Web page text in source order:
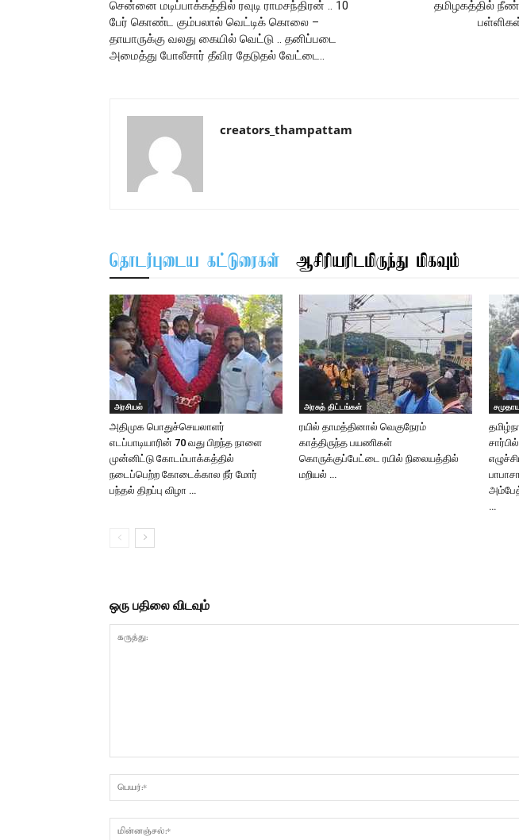
சென்னை மடிப்பாக்கத்தில் ரவுடி ராமசந்திரன் .. 10
பேர் கொண்ட கும்பலால் வெட்டிக் கொலை –
தாயாருக்கு வலது கையில் வெட்டு .. தனிப்படை
அமைத்து போலீசார் தீவிர தேடுதல் வேட்டை..
தமிழகத்தில்
creators_thampattam
தொடர்புடைய கட்டுரைகள் ஆசிரியரிடமிருந்து மிகவும்
அரசியல்
அதிமுக பொதுச்செயலாளர்
எடப்பாடியாரின் 70 வது பிறந்த நாளை
முன்னிட்டு கோடம்பாக்கத்தில்
நடைப்பெற்ற கோடைக்கால நீர் மோர்
பந்தல் திறப்பு விழா …
அரசுத் திட்டங்கள்
ரயில் தாமத்தினால் வெகுநேரம்
காத்திருந்த பயணிகள்
கொருக்குப்பேட்டை ரயில் நிலையத்தில்
மறியல் …
…
ஒரு பதிலை விடவும்